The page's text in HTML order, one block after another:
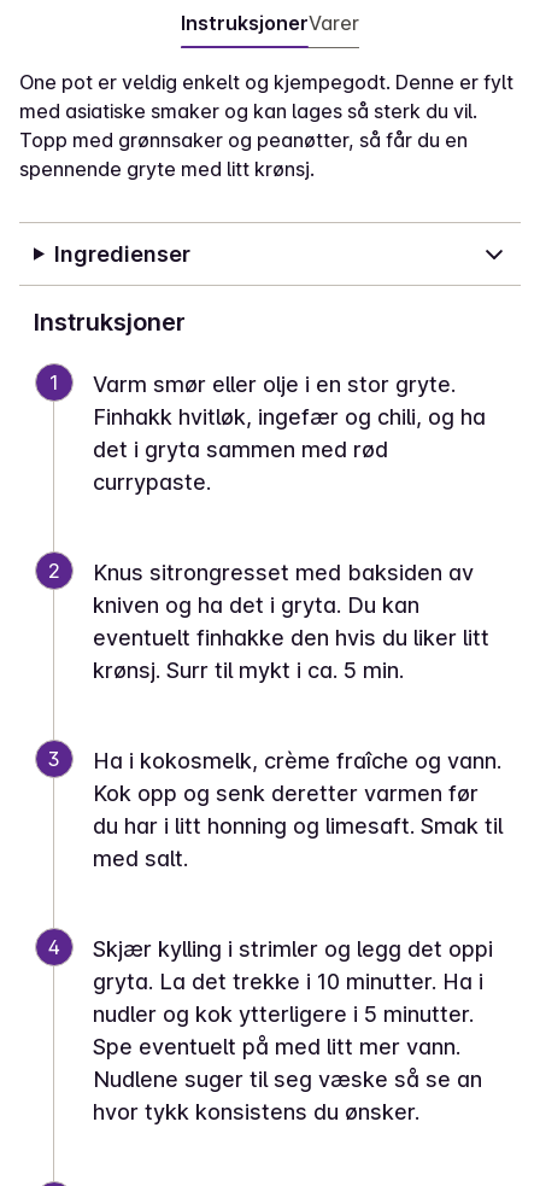
InstruksjonerVarer
One pot er veldig enkelt og kjempegodt. Denne er fylt
med asiatiske smaker og kan lages så sterk du vil.
Topp med grønnsaker og peanøtter, så får du en
spennende gryte med litt krønsj.
Ingredienser
Instruksjoner
1
Varm smør eller olje i en stor gryte.
Finhakk hvitløk, ingefær og chili, og ha
det i gryta sammen med rød
currypaste.
2
Knus sitrongresset med baksiden av
kniven og ha det i gryta. Du kan
eventuelt finhakke den hvis du liker litt
krønsj. Surr til mykt i ca. 5 min.
3
Ha i kokosmelk, crème fraîche og vann.
Kok opp og senk deretter varmen før
du har i litt honning og limesaft. Smak til
med salt.
4
Skjær kylling i strimler og legg det oppi
gryta. La det trekke i 10 minutter. Ha i
nudler og kok ytterligere i 5 minutter.
Spe eventuelt på med litt mer vann.
Nudlene suger til seg væske så se an
hvor tykk konsistens du ønsker.